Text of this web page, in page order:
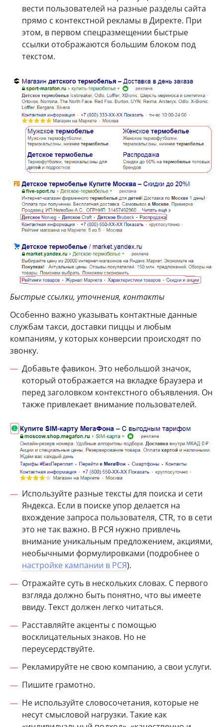
вести пользователей на разные разделы сайта
прямо с контекстной рекламы в Директе. При
этом, в первом спецразмещении быстрые
ссылки отображаются большим блоком под
текстом.
Быстрые ссылки, уточнения, контакты
Особенно важно указывать контактные данные
службам такси, доставки пиццы и любым
компаниям, у которых конверсии происходят по
звонку.
Добавьте фавикон. Это небольшой значок,
который отображается на вкладке браузера и
перед заголовком контекстного объявления. Он
также привлекает внимание пользователей.
Используйте разные тексты для поиска и сети
Яндекса. Если в поиске упор делается на
вхождение запроса пользователя, CTR, то в сети
это не так важно. В РСЯ нужно привлечь
внимание уникальным предложением, акциями,
необычными формулировками (подробнее о
настройке кампании в РСЯ).
Отражайте суть в нескольких словах. С первого
взгляда должно быть понятно, что вы имеете
ввиду. Текст должен легко читаться.
Расставляйте акценты с помощью
восклицательных знаков. Но не
переусердствуйте.
Рекламируйте не свою компанию, а свои услуги.
Пишите грамотно.
Не используйте словосочетания, которые не
несут смысловой нагрузки. Такие как